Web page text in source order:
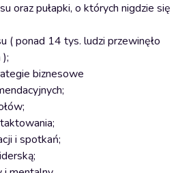
oraz pułapki, o których nigdzie się
( ponad 14 tys. ludzi przewinęło
biznesowe
i spotkań;